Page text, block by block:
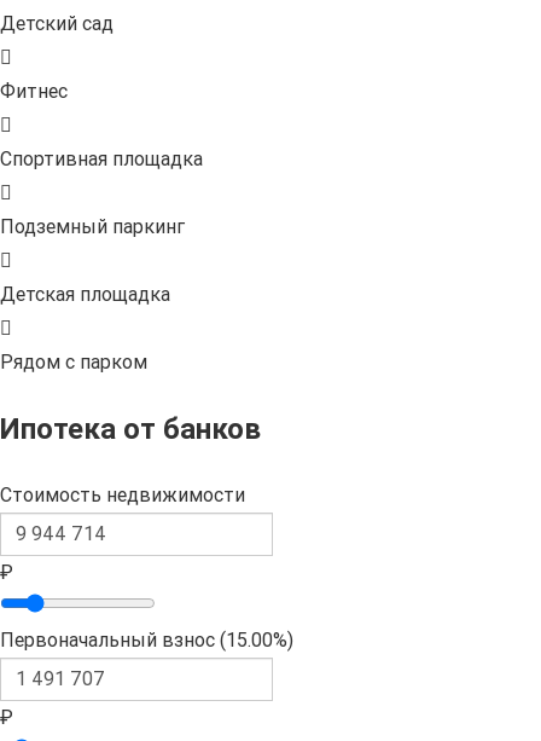
Детский сад
Фитнес
Спортивная площадка
Подземный паркинг
Детская площадка
Рядом с парком
Ипотека от банков
Стоимость недвижимости
₽
Первоначальный взнос (15.00%)
₽